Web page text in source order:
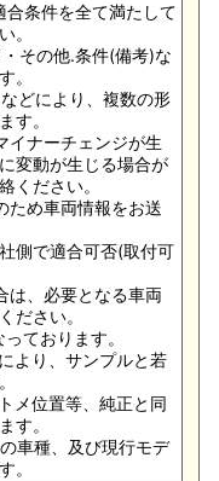
条件を全て満たして
。
その他.条件(備考)な
。
どにより、複数の形
す。
イナーチェンジが生
変動が生じる場合が
ください。
ため車両情報をお送
側で適合可否(取付可
は、必要となる車両
ださい。
ております。
より、サンプルと若
メ位置等、純正と同
す。
車種、及び現行モデ
。